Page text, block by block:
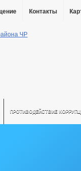
Контакты
ПРОТИВОДЕЙСТВИЕ